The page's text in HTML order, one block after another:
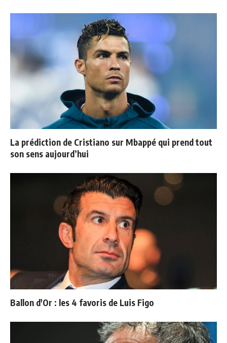
La prédiction de Cristiano sur Mbappé qui prend tout
son sens aujourd’hui
Ballon d'Or : les 4 favoris de Luis Figo